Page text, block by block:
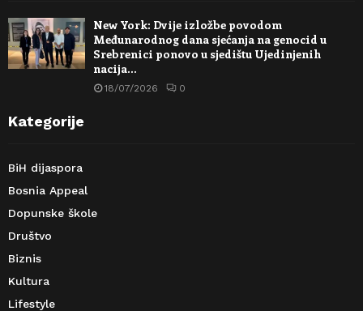
New York: Dvije izložbe povodom
Međunarodnog dana sjećanja na genocid u
Srebrenici ponovo u sjedištu Ujedinjenih
nacija…
18/07/2026 0
Kategorije
BiH dijaspora
Bosnia Appeal
Dopunske škole
Društvo
Biznis
Kultura
Lifestyle